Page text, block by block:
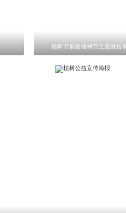
植树节展板植树节主题宣传